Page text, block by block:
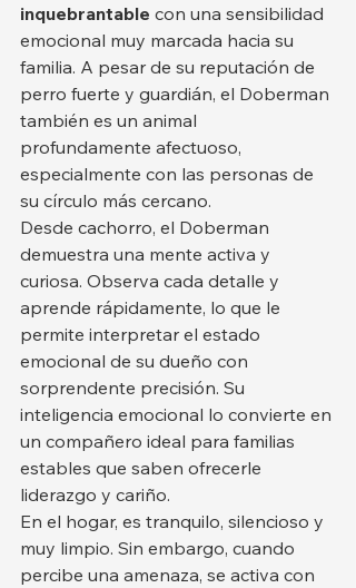
inquebrantable con una sensibilidad
emocional muy marcada hacia su
familia. A pesar de su reputación de
perro fuerte y guardián, el Doberman
también es un animal
profundamente afectuoso,
especialmente con las personas de
su círculo más cercano.
Desde cachorro, el Doberman
demuestra una mente activa y
curiosa. Observa cada detalle y
aprende rápidamente, lo que le
permite interpretar el estado
emocional de su dueño con
sorprendente precisión. Su
inteligencia emocional lo convierte en
un compañero ideal para familias
estables que saben ofrecerle
liderazgo y cariño.
En el hogar, es tranquilo, silencioso y
muy limpio. Sin embargo, cuando
percibe una amenaza, se activa con